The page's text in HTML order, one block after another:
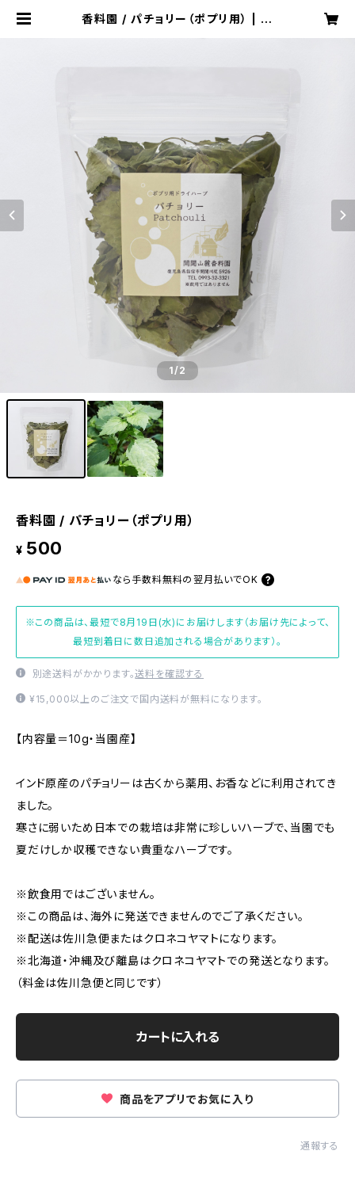
香料園 / パチョリー（ポプリ用） | 開
1/2
香料園 / パチョリー（ポプリ用）
¥ 500
なら 手数料無料の 翌月払いでOK
※この商品は、最短で8月19日(水)にお届けします（お届け先によって、
最短到着日に数日追加される場合があります）。
別途送料がかかります。送料を確認する
¥15,000以上のご注文で国内送料が無料になります。
【内容量＝10g・当園産】
インド原産のパチョリーは古くから薬用、お香などに利用されてき
ました。
寒さに弱いため日本での栽培は非常に珍しいハーブで、当園でも
夏だけしか収穫できない貴重なハーブです。
※飲食用ではございません。
※この商品は、海外に発送できませんのでご了承ください。
※配送は佐川急便またはクロネコヤマトになります。
※北海道・沖縄及び離島はクロネコヤマトでの発送となります。
（料金は佐川急便と同じです）
カートに入れる
商品をアプリでお気に入り
通報する